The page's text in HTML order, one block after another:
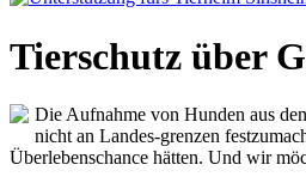
Tierschutz über
Die Aufnahme von Hunden aus
nicht an Landes-grenzen
Überlebenschance hätten. Und wir